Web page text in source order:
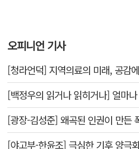
오피니언 기사
[청라언덕] 지역의료의 미래, 공감
[백정우의 읽거나 읽히거나] 얼마
[광장-김성준] 왜곡된 인권이 만든
[야고부-한윤조] 극심한 기후 양극